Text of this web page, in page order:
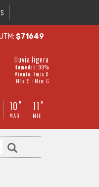
$71649
lluvia ligera
Humedad: 99%
Viento: 7m/s O
Máx: 9 • Mín: 6
10 °
MAR
11 °
MIE